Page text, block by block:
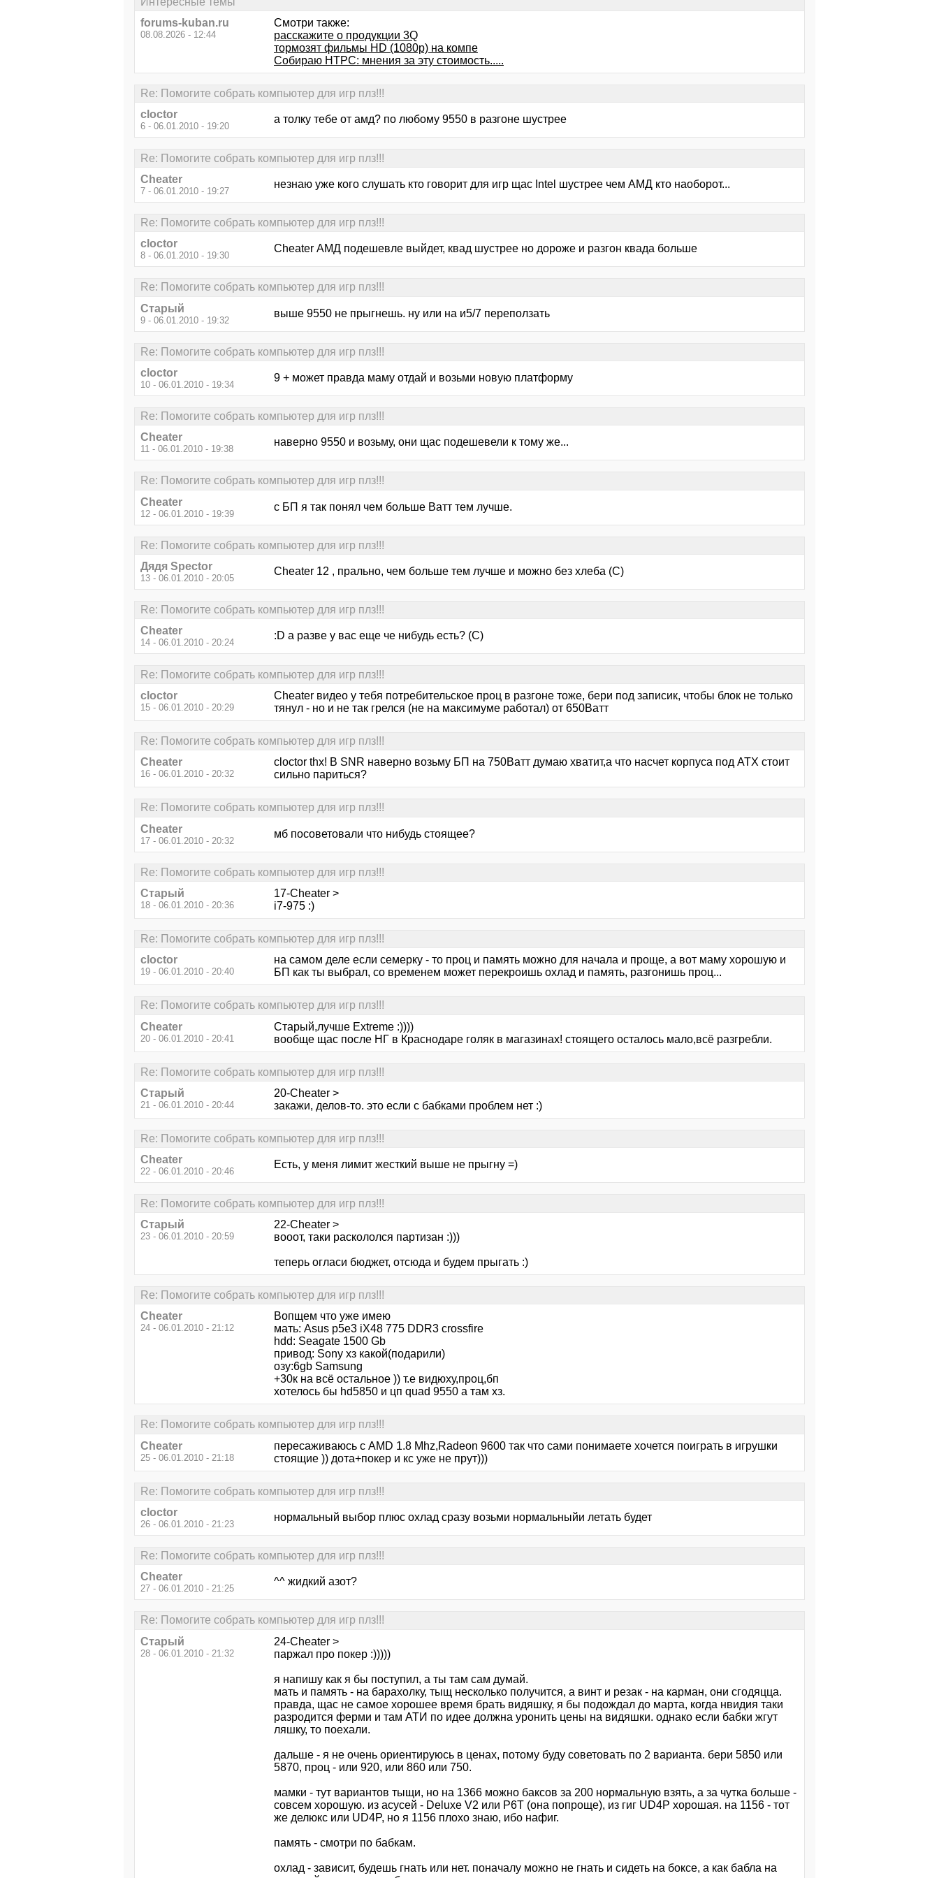
forums-kuban.ru
08.08.2026 - 12:44
Смотри также:
расскажите о продукции 3Q
тормозят фильмы HD (1080р) на компе
Cобираю HTPC: мнения за эту стоимость.....
Re: Помогите собрать компьютер для игр плз!!!
cloctor
6 - 06.01.2010 - 19:20
а толку тебе от амд? по любому 9550 в разгоне шустрее
Re: Помогите собрать компьютер для игр плз!!!
Cheater
7 - 06.01.2010 - 19:27
незнаю уже кого слушать кто говорит для игр щас Intel шустрее чем АМД кто наоборот...
Re: Помогите собрать компьютер для игр плз!!!
cloctor
8 - 06.01.2010 - 19:30
Cheater АМД подешевле выйдет, квад шустрее но дороже и разгон квада больше
Re: Помогите собрать компьютер для игр плз!!!
Старый
9 - 06.01.2010 - 19:32
выше 9550 не прыгнешь. ну или на и5/7 переползать
Re: Помогите собрать компьютер для игр плз!!!
cloctor
10 - 06.01.2010 - 19:34
9 + может правда маму отдай и возьми новую платформу
Re: Помогите собрать компьютер для игр плз!!!
Cheater
11 - 06.01.2010 - 19:38
наверно 9550 и возьму, они щас подешевели к тому же...
Re: Помогите собрать компьютер для игр плз!!!
Cheater
12 - 06.01.2010 - 19:39
с БП я так понял чем больше Ватт тем лучше.
Re: Помогите собрать компьютер для игр плз!!!
Дядя Speсtor
13 - 06.01.2010 - 20:05
Cheater 12 , прально, чем больше тем лучше и можно без хлеба (С)
Re: Помогите собрать компьютер для игр плз!!!
Cheater
14 - 06.01.2010 - 20:24
:D а разве у вас еще че нибудь есть? (С)
Re: Помогите собрать компьютер для игр плз!!!
cloctor
15 - 06.01.2010 - 20:29
Cheater видео у тебя потребительское проц в разгоне тоже, бери под записик, чтобы блок не только
тянул - но и не так грелся (не на максимуме работал) от 650Ватт
Re: Помогите собрать компьютер для игр плз!!!
Cheater
16 - 06.01.2010 - 20:32
cloctor thx! В SNR наверно возьму БП на 750Ватт думаю хватит,а что насчет корпуса под АТХ стоит
сильно париться?
Re: Помогите собрать компьютер для игр плз!!!
Cheater
17 - 06.01.2010 - 20:32
мб посоветовали что нибудь стоящее?
Re: Помогите собрать компьютер для игр плз!!!
Старый
18 - 06.01.2010 - 20:36
17-Cheater >
i7-975 :)
Re: Помогите собрать компьютер для игр плз!!!
cloctor
19 - 06.01.2010 - 20:40
на самом деле если семерку - то проц и память можно для начала и проще, а вот маму хорошую и
БП как ты выбрал, со временем может перекроишь охлад и память, разгонишь проц...
Re: Помогите собрать компьютер для игр плз!!!
Cheater
20 - 06.01.2010 - 20:41
Старый,лучше Extreme :))))
вообще щас после НГ в Краснодаре голяк в магазинах! стоящего осталось мало,всё разгребли.
Re: Помогите собрать компьютер для игр плз!!!
Старый
21 - 06.01.2010 - 20:44
20-Cheater >
закажи, делов-то. это если с бабками проблем нет :)
Re: Помогите собрать компьютер для игр плз!!!
Cheater
22 - 06.01.2010 - 20:46
Есть, у меня лимит жесткий выше не прыгну =)
Re: Помогите собрать компьютер для игр плз!!!
Старый
23 - 06.01.2010 - 20:59
22-Cheater >
вооот, таки раскололся партизан :)))
теперь огласи бюджет, отсюда и будем прыгать :)
Re: Помогите собрать компьютер для игр плз!!!
Cheater
24 - 06.01.2010 - 21:12
Вопщем что уже имею
мать: Asus p5e3 iX48 775 DDR3 crossfire
hdd: Seagate 1500 Gb
привод: Sony хз какой(подарили)
озу:6gb Samsung
+30к на всё остальное )) т.е видюху,проц,бп
хотелось бы hd5850 и цп quad 9550 а там хз.
Re: Помогите собрать компьютер для игр плз!!!
Cheater
25 - 06.01.2010 - 21:18
пересаживаюсь с AMD 1.8 Mhz,Radeon 9600 так что сами понимаете хочется поиграть в игрушки
стоящие )) дота+покер и кс уже не прут)))
Re: Помогите собрать компьютер для игр плз!!!
cloctor
26 - 06.01.2010 - 21:23
нормальный выбор плюс охлад сразу возьми нормальныйи летать будет
Re: Помогите собрать компьютер для игр плз!!!
Cheater
27 - 06.01.2010 - 21:25
^^ жидкий азот?
Re: Помогите собрать компьютер для игр плз!!!
Старый
28 - 06.01.2010 - 21:32
24-Cheater >
паржал про покер :)))))
я напишу как я бы поступил, а ты там сам думай.
мать и память - на барахолку, тыщ несколько получится, а винт и резак - на карман, они сгодяцца.
правда, щас не самое хорошее время брать видяшку, я бы подождал до марта, когда нвидия таки
разродится ферми и там АТИ по идее должна уронить цены на видяшки. однако если бабки жгут
ляшку, то поехали.
дальше - я не очень ориентируюсь в ценах, потому буду советовать по 2 варианта. бери 5850 или
5870, проц - или 920, или 860 или 750.
мамки - тут вариантов тыщи, но на 1366 можно баксов за 200 нормальную взять, а за чутка больше -
совсем хорошую. из асусей - Deluxe V2 или Р6Т (она попроще), из гиг UD4P хорошая. на 1156 - тот
же делюкс или UD4P, но я 1156 плохо знаю, ибо нафиг.
память - смотри по бабкам.
охлад - зависит, будешь гнать или нет. поначалу можно не гнать и сидеть на боксе, а как бабла на